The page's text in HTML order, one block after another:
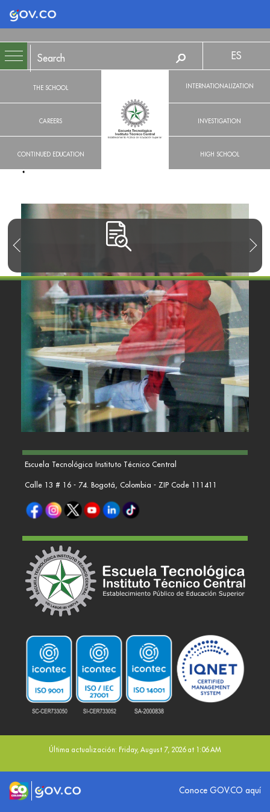
Logo Gobierno de Colombia
THE SCHOOL
CAREERS
CONTINUED EDUCATION
ES
INTERNATIONALIZATION
INVESTIGATION
HIGH SCHOOL
Escuela Tecnológica Instituto Técnico Central
Calle 13 # 16 - 74. Bogotá, Colombia - ZIP Code 111411
Última actualización: Friday, August 7, 2026 at 1:06 AM
Logo marca ColombiaLogo Gobierno de ColombiaConoce GOV.CO aquí